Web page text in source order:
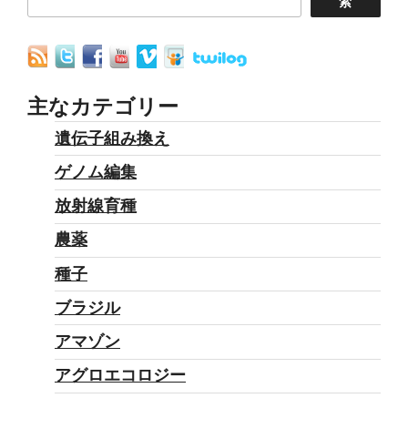
主なカテゴリー
遺伝子組み換え
ゲノム編集
放射線育種
農薬
種子
ブラジル
アマゾン
アグロエコロジー